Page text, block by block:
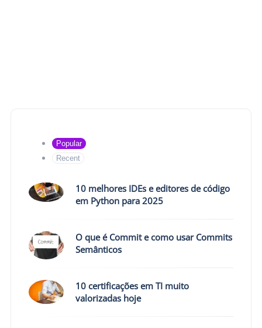
Popular
Recent
10 melhores IDEs e editores de código
em Python para 2025
O que é Commit e como usar Commits
Semânticos
10 certificações em TI muito
valorizadas hoje